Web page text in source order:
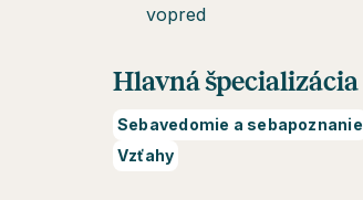
vopred
Hlavná špecializácia
Sebavedomie a sebapoznanie
Vzťahy